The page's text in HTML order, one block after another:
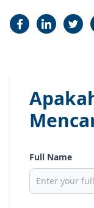
Full Name